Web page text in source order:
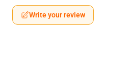
Write your review